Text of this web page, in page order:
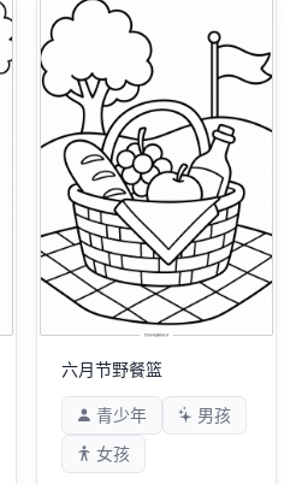
六月节野餐篮
青少年
男孩
女孩